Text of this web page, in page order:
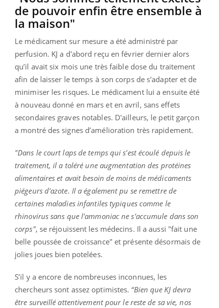
de pouvoir enfin être ensemble à
la maison"
Le médicament sur mesure a été administré par
perfusion. KJ a d'abord reçu en février dernier alors
qu’il avait six mois une très faible dose du traitement
afin de laisser le temps à son corps de s'adapter et de
minimiser les risques. Le médicament lui a ensuite été
à nouveau donné en mars et en avril, sans effets
secondaires graves notables. D'ailleurs, le petit garçon
a montré des signes d’amélioration très rapidement.
"Dans le court laps de temps qui s'est écoulé depuis le
traitement, il a toléré une augmentation des protéines
alimentaires et avait besoin de moins de médicaments
piégeurs d'azote. Il a également pu se remettre de
certaines maladies infantiles typiques comme le
rhinovirus sans que l'ammoniac ne s'accumule dans son
corps", se réjouissent les médecins. Il a aussi "fait une
belle poussée de croissance" et présente désormais de
jolies joues bien potelées.
S’il y a encore de nombreuses inconnues, les
chercheurs sont assez optimistes. “Bien que KJ devra
être surveillé attentivement pour le reste de sa vie, nos